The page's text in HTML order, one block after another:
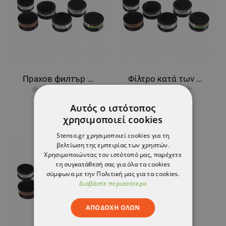
Прахов филтър MILLA P2R Φίλτρο κατά των αερίων MILLA A1
Αυτός ο ιστότοπος
χρησιμοποιεί cookies
Stenso.gr χρησιμοποιεί cookies για τη
βελτίωση της εμπειρίας των χρηστών.
Χρησιμοποιώντας τον ιστότοπό μας, παρέχετε
τη συγκατάθεσή σας για όλα τα cookies
σύμφωνα με την Πολιτική μας για τα cookies.
Διαβάστε περισσότερα
ΑΠΟΔΟΧΉ ΌΛΩΝ